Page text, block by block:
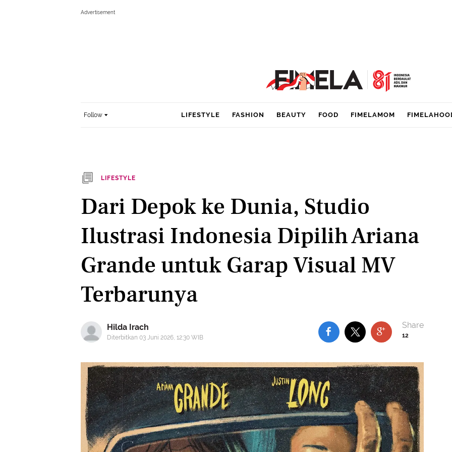
Follow LIFESTYLE FASHION BEAUTY FOOD FIMELAMOM
LIFESTYLE
Dari Depok ke Dunia, Studio
Ilustrasi Indonesia Dipilih Ariana
Grande untuk Garap Visual MV
Terbarunya
Hilda Irach
Diterbitkan 03 Juni 2026, 12:30 WIB 12